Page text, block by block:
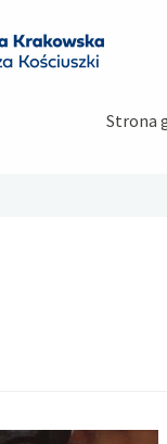
Strona